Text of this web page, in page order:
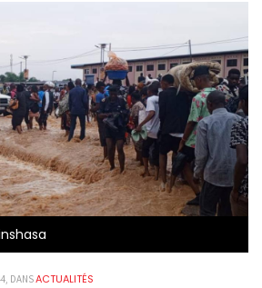
DANSACTUALITÉS